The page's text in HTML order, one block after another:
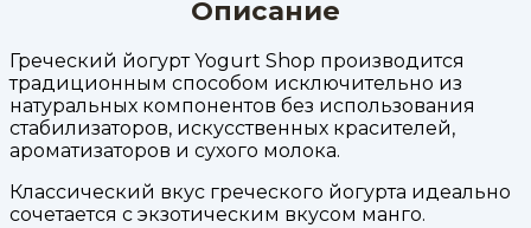
Описание
Греческий йогурт Yogurt Shop производится
традиционным способом исключительно из
натуральных компонентов без использования
стабилизаторов, искусственных красителей,
ароматизаторов и сухого молока.
Классический вкус греческого йогурта идеально
сочетается с экзотическим вкусом манго.